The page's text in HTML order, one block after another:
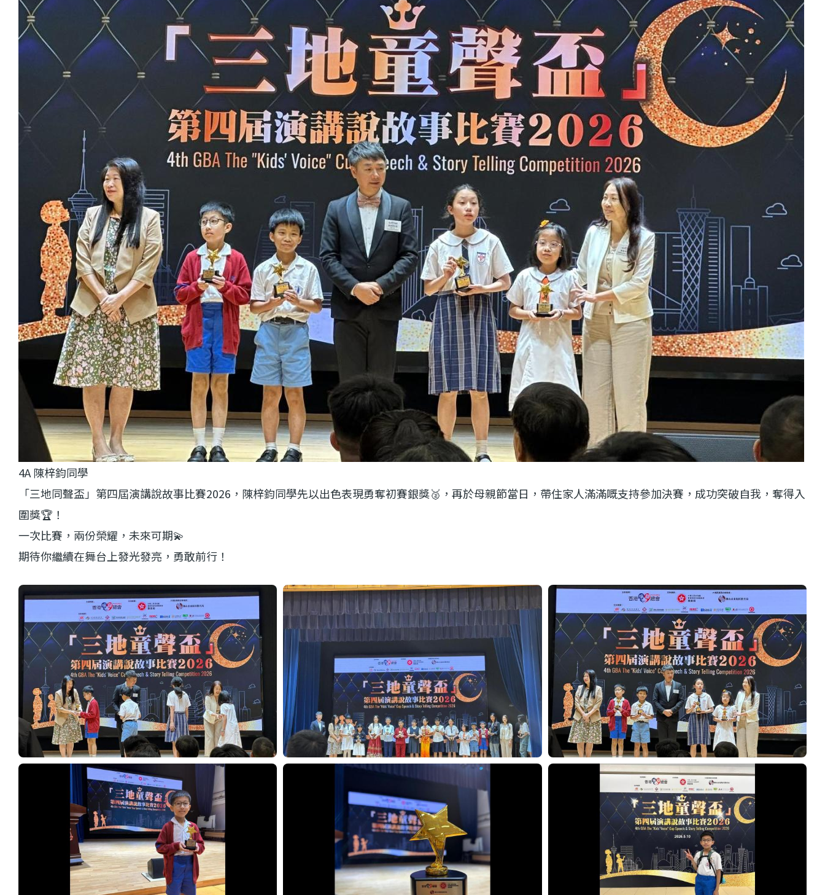
4A 陳梓鈞同學
「三地同聲盃」第四屆演講說故事比賽2026，陳梓鈞同學先以出色表現勇奪初賽銀獎🥈，再於母親節當日，帶住家人滿滿嘅支持參加決賽，成功突破自我，奪得入
圍獎🏆！
一次比賽，兩份榮耀，未來可期💫
期待你繼續在舞台上發光發亮，勇敢前行！